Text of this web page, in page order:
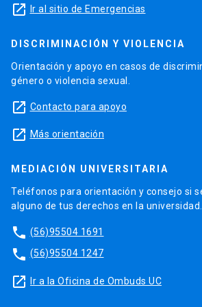
launch Ir al sitio de Emergencias
DISCRIMINACIÓN Y VIOLENCIA
Orientación y apoyo en casos de
género o violencia sexual.
launch Contacto para apoyo
launch Más orientación
MEDIACIÓN UNIVERSITARIA
Teléfonos para orientación y consejo si
alguno de tus derechos en la universidad.
phone (56)95504 1691
phone (56)95504 1247
launch Ir a la Oficina de Ombuds UC